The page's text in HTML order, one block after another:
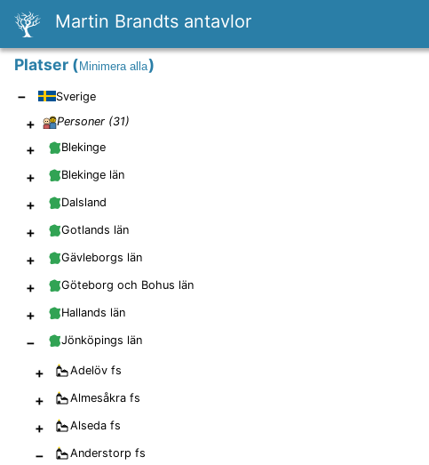
Martin Brandts antavlor
Platser (Minimera alla)
− Sverige
+ Personer (31)
+ Blekinge
+ Blekinge län
+ Dalsland
+ Gotlands län
+ Gävleborgs län
+ Göteborg och Bohus län
+ Hallands län
− Jönköpings län
+ Adelöv fs
+ Almesåkra fs
+ Alseda fs
− Anderstorp fs